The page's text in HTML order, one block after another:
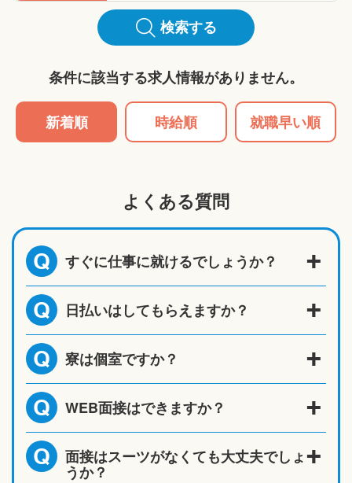
検索する
条件に該当する求人情報がありません。
新着順 時給順 就職早い順
よくある質問
Q すぐに仕事に就けるでしょうか？
Q 日払いはしてもらえますか？
Q 寮は個室ですか？
Q WEB面接はできますか？
Q 面接はスーツがなくても大丈夫でしょ
うか？